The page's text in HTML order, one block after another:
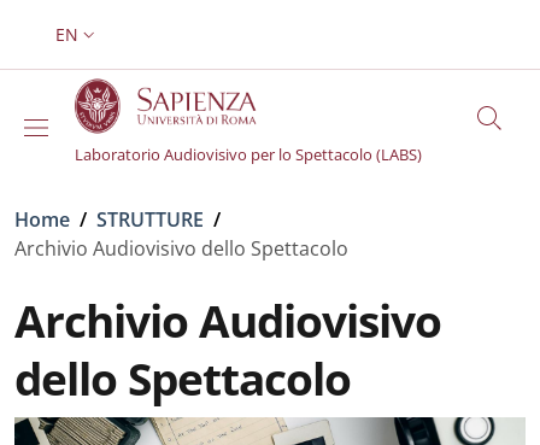
LANGUAGE SWITCHER: CURRENT LANGUAGE
EN
Laboratorio Audiovisivo per lo Spettacolo (LABS)
Breadcrumb
Home / STRUTTURE /
Archivio Audiovisivo dello Spettacolo
Archivio Audiovisivo
dello Spettacolo